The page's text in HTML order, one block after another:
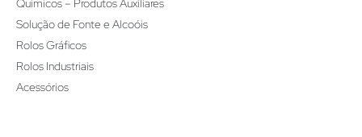
Químicos – Produtos Auxiliares
Solução de Fonte e Alcoóis
Rolos Gráficos
Rolos Industriais
Acessórios